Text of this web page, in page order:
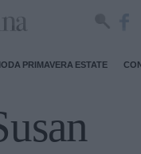
PRIMAVERA ESTATE